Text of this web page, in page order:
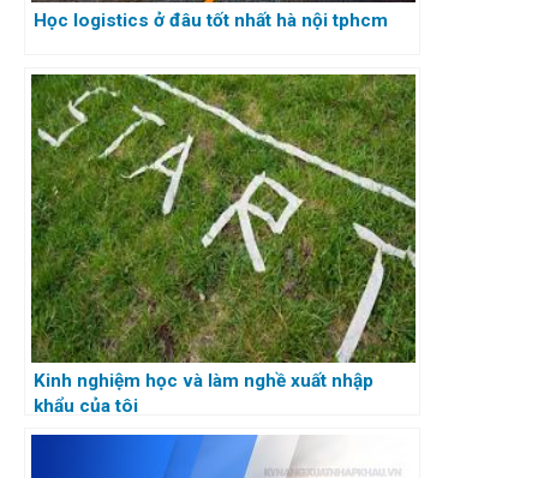
Học logistics ở đâu tốt nhất hà nội tphcm
Kinh nghiệm học và làm nghề xuất nhập
khẩu của tôi